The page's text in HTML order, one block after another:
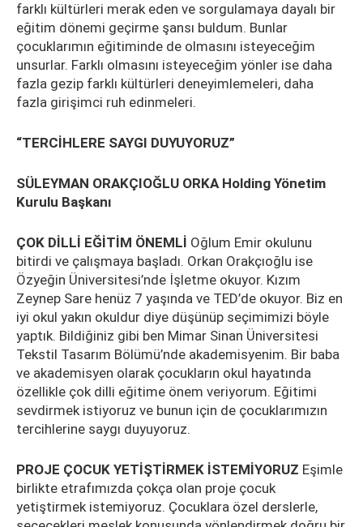
farklı kültürleri merak eden ve sorgulamaya dayalı bir
eğitim dönemi geçirme şansı buldum. Bunlar
çocuklarımın eğitiminde de olmasını isteyeceğim
unsurlar. Farklı olmasını isteyeceğim yönler ise daha
fazla gezip farklı kültürleri deneyimlemeleri, daha
fazla girişimci ruh edinmeleri.
“TERCİHLERE SAYGI DUYUYORUZ”
SÜLEYMAN ORAKÇIOĞLU ORKA Holding Yönetim
Kurulu Başkanı
ÇOK DİLLİ EĞİTİM ÖNEMLİ Oğlum Emir okulunu
bitirdi ve çalışmaya başladı. Orkan Orakçıoğlu ise
Özyeğin Üniversitesi’nde İşletme okuyor. Kızım
Zeynep Sare henüz 7 yaşında ve TED’de okuyor. Biz en
iyi okul yakın okuldur diye düşünüp seçimimizi böyle
yaptık. Bildiğiniz gibi ben Mimar Sinan Üniversitesi
Tekstil Tasarım Bölümü’nde akademisyenim. Bir baba
ve akademisyen olarak çocukların okul hayatında
özellikle çok dilli eğitime önem veriyorum. Eğitimi
sevdirmek istiyoruz ve bunun için de çocuklarımızın
tercihlerine saygı duyuyoruz.
PROJE ÇOCUK YETİŞTİRMEK İSTEMİYORUZ Eşimle
birlikte etrafımızda çokça olan proje çocuk
yetiştirmek istemiyoruz. Çocuklara özel derslerle,